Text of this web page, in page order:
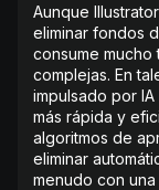
Aunque
eliminar fondos
consume mucho
complejas. En
impulsado por
más rápida y
algoritmos de
eliminar
menudo con